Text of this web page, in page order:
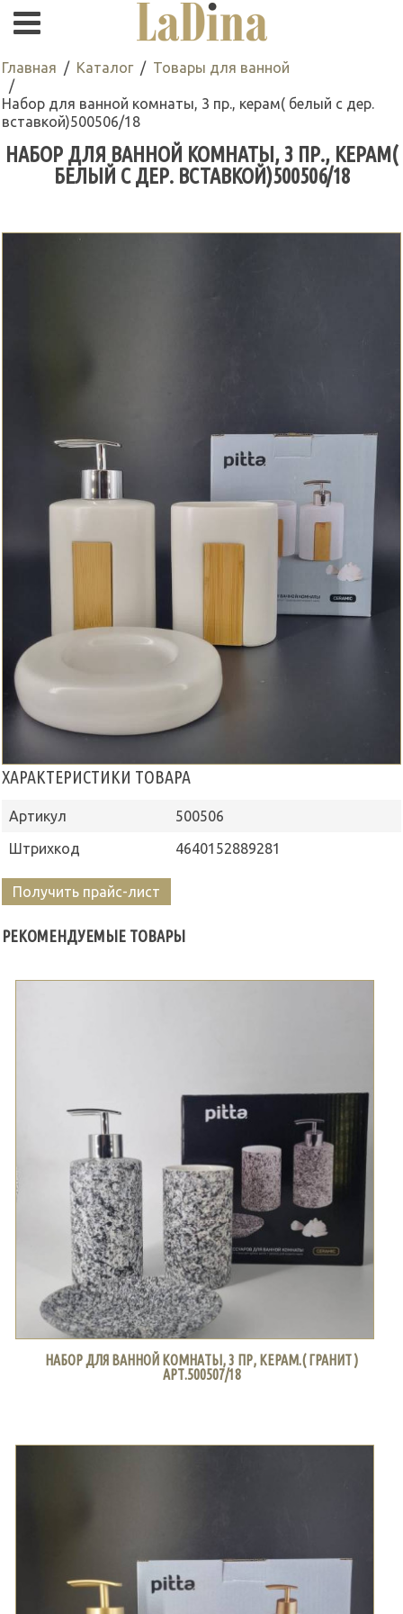
Главная Каталог Товары для ванной
Набор для ванной комнаты, 3 пр., керам( белый с дер.
вставкой)500506/18
НАБОР ДЛЯ ВАННОЙ КОМНАТЫ, 3 ПР., КЕРАМ(
БЕЛЫЙ С ДЕР. ВСТАВКОЙ)500506/18
ХАРАКТЕРИСТИКИ ТОВАРА
Артикул
500506
Штрихкод
4640152889281
Получить прайс-лист
РЕКОМЕНДУЕМЫЕ ТОВАРЫ
НАБОР ДЛЯ ВАННОЙ КОМНАТЫ, 3 ПР, КЕРАМ.( ГРАНИТ )
АРТ.500507/18